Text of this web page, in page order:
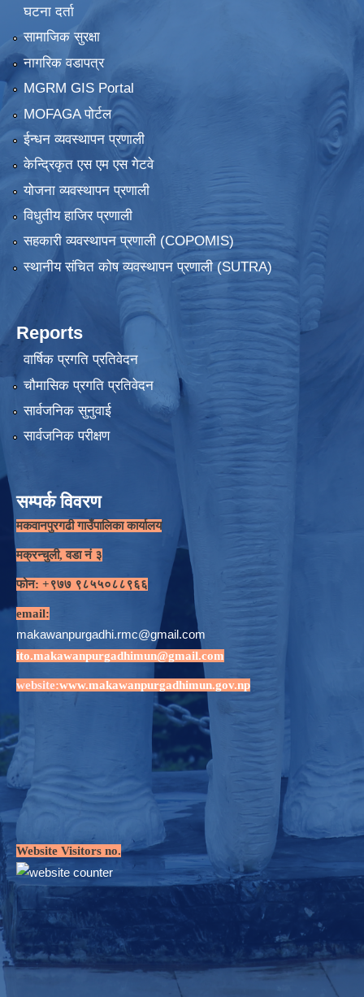
घटना दर्ता
सामाजिक सुरक्षा
नागरिक वडापत्र
MGRM GIS Portal
MOFAGA पोर्टल
ईन्धन व्यवस्थापन प्रणाली
केन्द्रिकृत एस एम एस गेटवे
योजना व्यवस्थापन प्रणाली
विधुतीय हाजिर प्रणाली
सहकारी व्यवस्थापन प्रणाली (COPOMIS)
स्थानीय संचित कोष व्यवस्थापन प्रणाली (SUTRA)
Reports
वार्षिक प्रगति प्रतिवेदन
चौमासिक प्रगति प्रतिवेदन
सार्वजनिक सुनुवाई
सार्वजनिक परीक्षण
सम्पर्क विवरण
मकवानपुरगढी गाउँपालिका कार्यालय
मक्रन्चुली, वडा नं ३
फोन: +९७७ ९८५५०८८९६६
email:
makawanpurgadhi.rmc@gmail.com
ito.makawanpurgadhimun@gmail.com
website:www.makawanpurgadhimun.gov.np
Website Visitors no.